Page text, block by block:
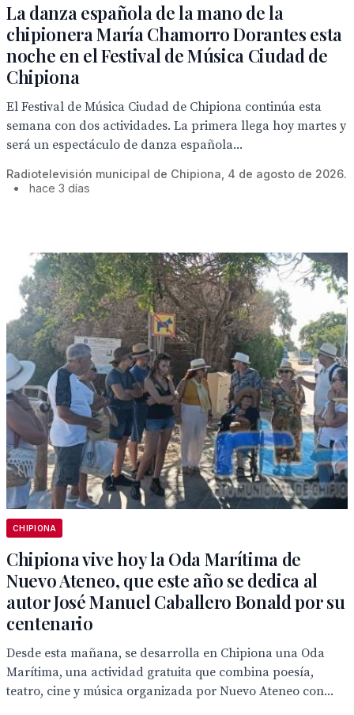
La danza española de la mano de la
chipionera María Chamorro Dorantes esta
noche en el Festival de Música Ciudad de
Chipiona
El Festival de Música Ciudad de Chipiona continúa esta
semana con dos actividades. La primera llega hoy martes y
será un espectáculo de danza española...
Radiotelevisión municipal de Chipiona, 4 de agosto de 2026.
•
hace 3 días
CHIPIONA
Chipiona vive hoy la Oda Marítima de
Nuevo Ateneo, que este año se dedica al
autor José Manuel Caballero Bonald por su
centenario
Desde esta mañana, se desarrolla en Chipiona una Oda
Marítima, una actividad gratuita que combina poesía,
teatro, cine y música organizada por Nuevo Ateneo con...